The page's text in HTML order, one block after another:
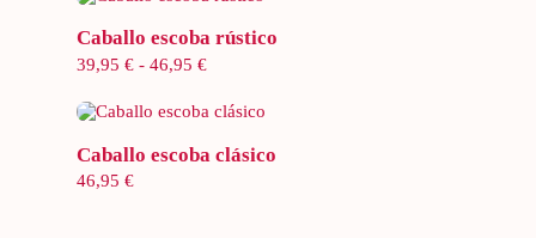
Seleccionar opciones
Caballo escoba rústico
39,95 € - 46,95 €Rango
de
39,95 €
hasta
46,95 €
Añadir al carrito
Caballo escoba clásico
46,95 €